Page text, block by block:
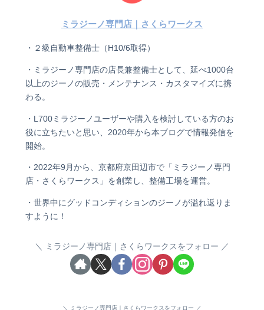
ミラジーノ専門店｜さくらワークス
・２級自動車整備士（H10/6取得）
・ミラジーノ専門店の店長兼整備士として、延べ1000台
以上のジーノの販売・メンテナンス・カスタマイズに携
わる。
・L700ミラジーノユーザーや購入を検討している方のお
役に立ちたいと思い、2020年から本ブログで情報発信を
開始。
・2022年9月から、京都府京田辺市で「ミラジーノ専門
店・さくらワークス」を創業し、整備工場を運営。
・世界中にグッドコンディションのジーノが溢れ返りま
すように！
ミラジーノ専門店｜さくらワークスをフォロー
ミラジーノ専門店｜さくらワークスをフォロー